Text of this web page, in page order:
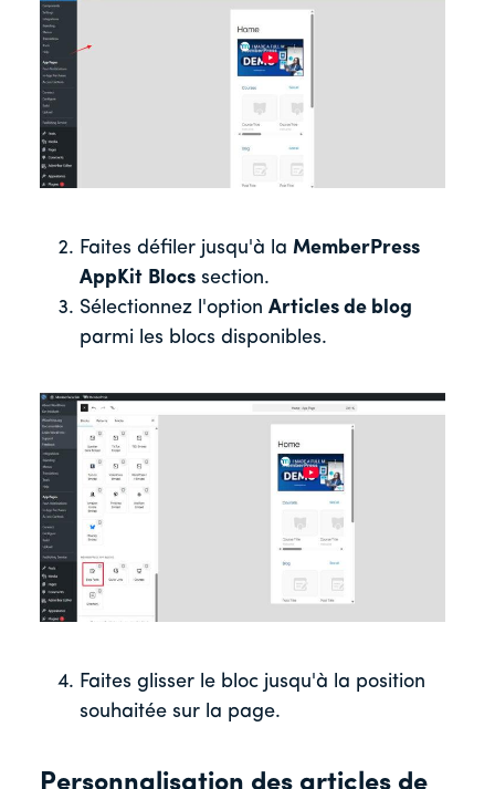
Faites défiler jusqu'à la MemberPress
AppKit Blocs section.
Sélectionnez l'option Articles de blog
parmi les blocs disponibles.
Faites glisser le bloc jusqu'à la position
souhaitée sur la page.
Personnalisation des articles de